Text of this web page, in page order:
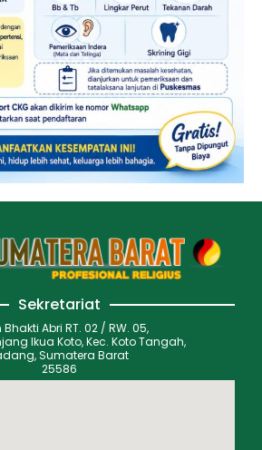
Sekretariat
Abri RT. 02 / RW. 05,
Ikua Koto, Kec. Koto Tangah,
Sumatera Barat
25586